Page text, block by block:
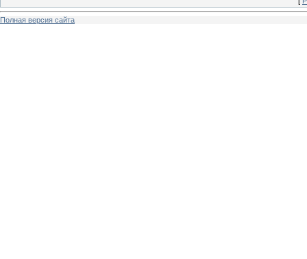
Полная версия сайта